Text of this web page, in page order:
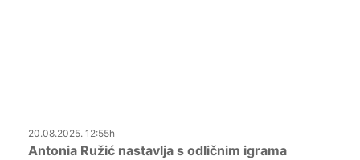
20.08.2025. 12:55h
Antonia Ružić nastavlja s odličnim igrama